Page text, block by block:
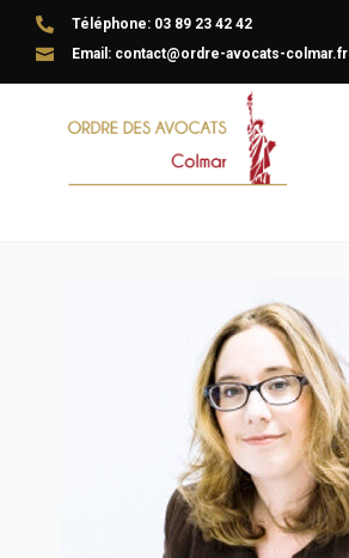
 Téléphone: 03 89 23 42 42
 Email: contact@ordre-avocats-colmar.fr